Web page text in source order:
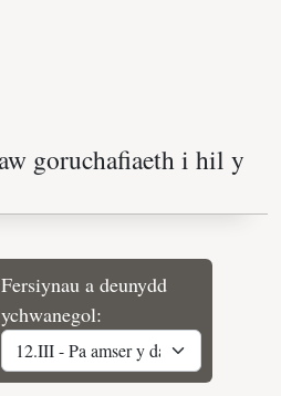
Fersiynau a deunydd
ychwanegol: